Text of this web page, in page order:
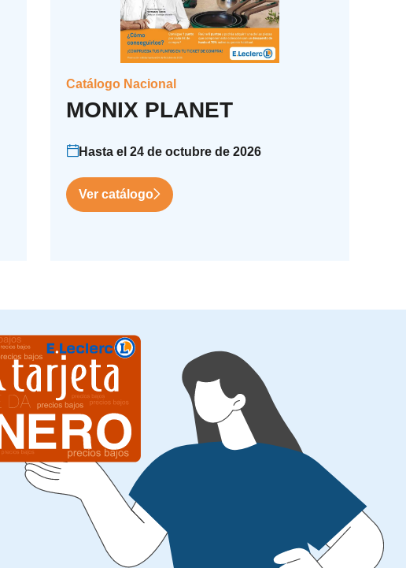
Catálogo Nacional
MONIX PLANET
Hasta el 24 de octubre de 2026
Ver catálogo